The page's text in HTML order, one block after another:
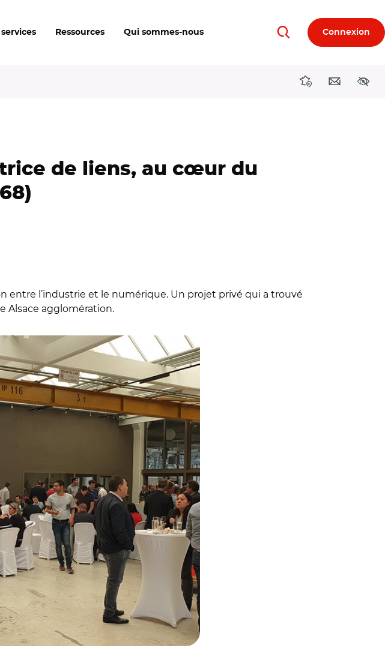
Ressources Qui sommes-nous RechercherConnexion
DirectionsContact
de liens, au cœur du
entre l’industrie et le numérique. Un projet privé qui a trouvé
Alsace agglomération.